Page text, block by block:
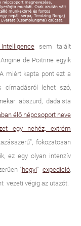
sem talált
Angine de Poitrine egyik
miért kapta pont ezt a
címadásról lehet szó,
abszurd, dadaista
élő népcsoport neve
egy nehéz, extrém
fokozatosan
ez egy olyan intenzív
"hegyi”expedíció
vezeti végig az utazót.